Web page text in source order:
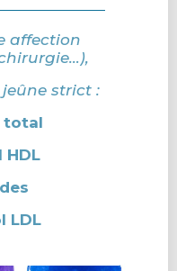
affection
jeûne strict :
total
HDL
LDL